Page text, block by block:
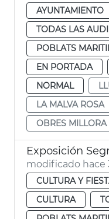
AYUNTAMIENTO
TODAS LAS
POBLATS
EN PORTADA
NORMAL
LA MALVA ROSA
OBRES MILLORA
modificado hace
CULTURA Y
CULTURA